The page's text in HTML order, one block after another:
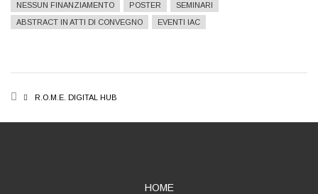
NESSUN FINANZIAMENTO
POSTER
SEMINARI
ABSTRACT IN ATTI DI CONVEGNO
EVENTI IAC
BREADCRUMB
R.O.M.E. DIGITAL HUB
HOME